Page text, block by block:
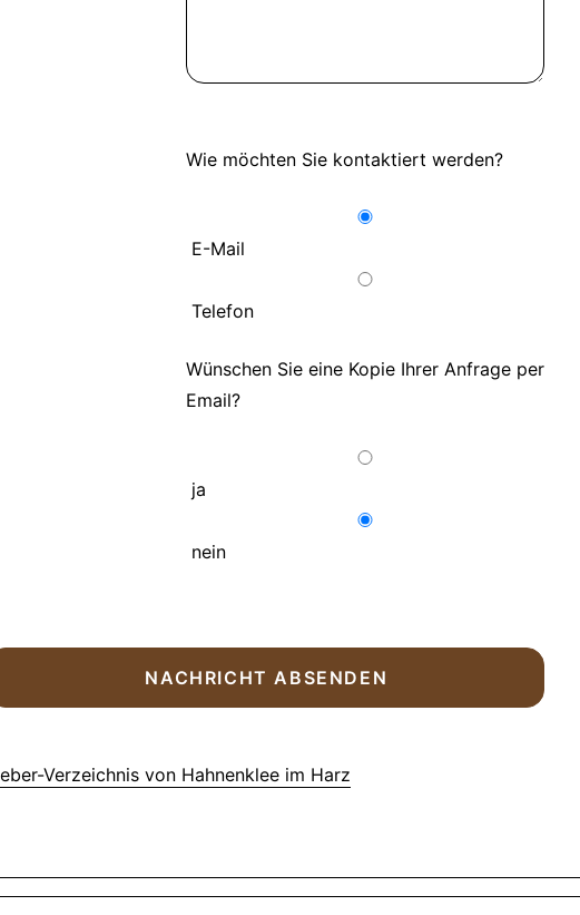
Wie möchten Sie kontaktiert werden?
E-Mail
Telefon
Wünschen Sie eine Kopie Ihrer Anfrage per
Email?
ja
nein
Verzeichnis von Hahnenklee im Harz